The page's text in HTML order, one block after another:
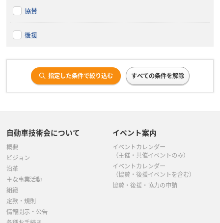
協賛
後援
指定した条件で絞り込む すべての条件を解除
自動車技術会について
概要
ビジョン
沿革
主な事業活動
組織
定款・規則
情報開示・公告
イベント案内
イベントカレンダー
（主催・共催イベントのみ）
イベントカレンダー
（協賛・後援イベントを含む）
協賛・後援・協力の申請